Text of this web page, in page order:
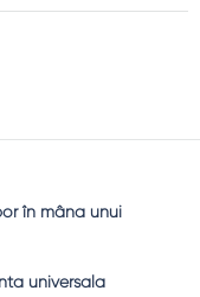
în mâna unui
universala